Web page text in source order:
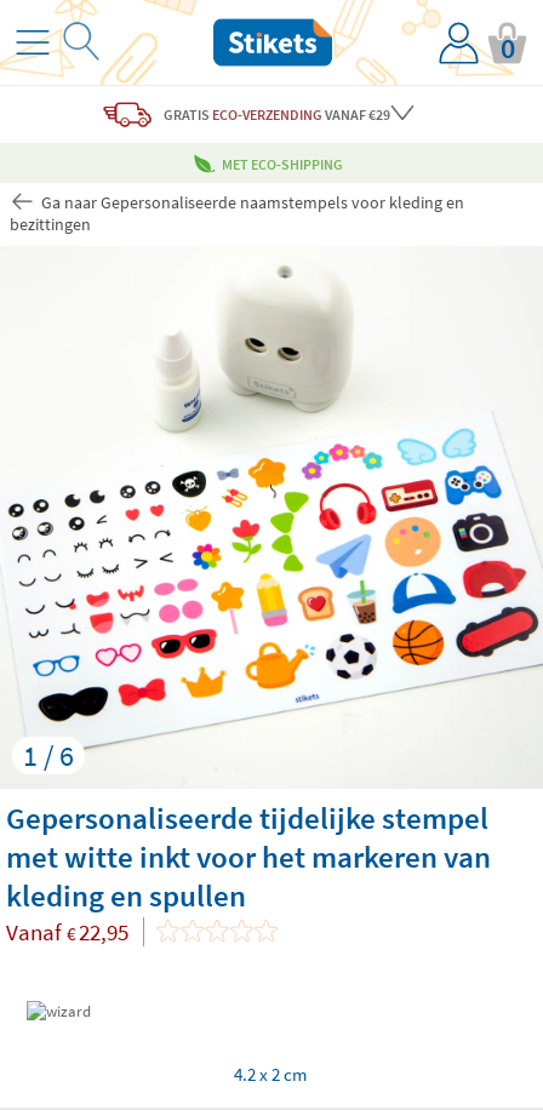
0
GRATIS ECO-VERZENDING VANAF €29
MET ECO-SHIPPING
Ga naar Gepersonaliseerde naamstempels voor kleding en
bezittingen
1 / 6
Gepersonaliseerde tijdelijke stempel
met witte inkt voor het markeren van
kleding en spullen
Vanaf €22,95
4.2 x 2 cm